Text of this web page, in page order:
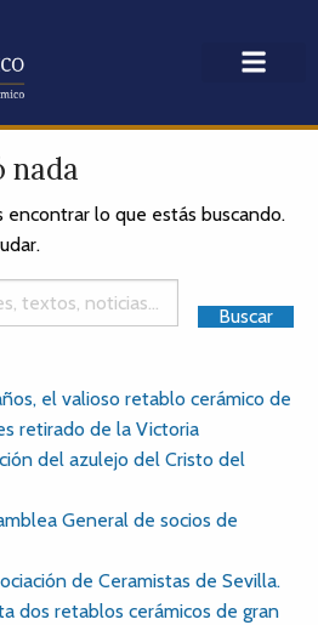
nada
lo que estás buscando.
el valioso retablo cerámico de
retirado de la Victoria
del azulejo del Cristo del
General de socios de
de Ceramistas de Sevilla.
dos retablos cerámicos de gran